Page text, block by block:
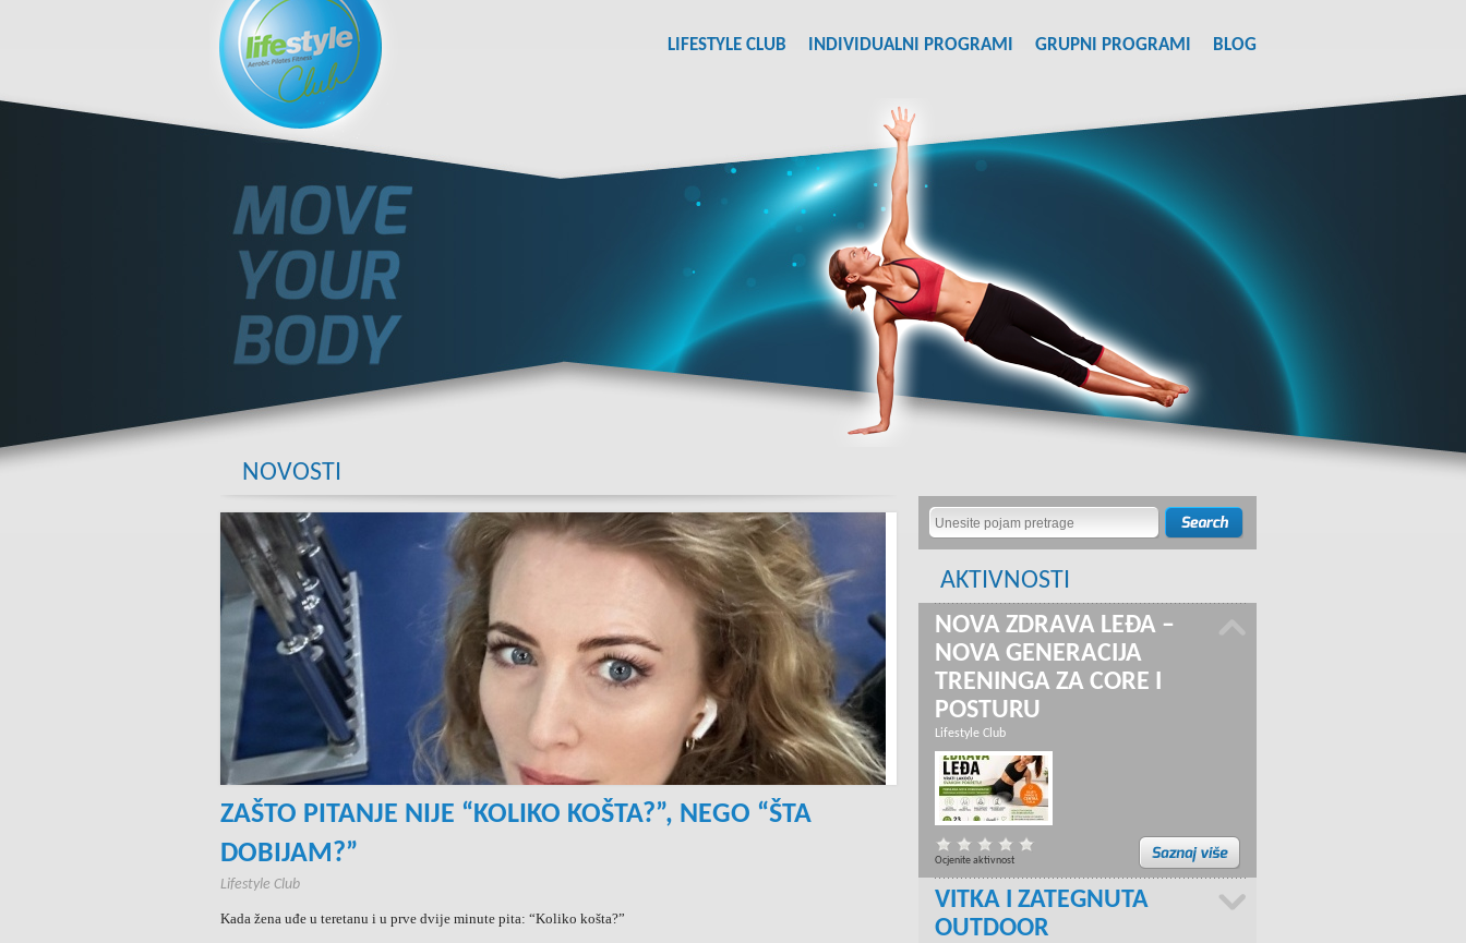
LIFESTYLE CLUB INDIVIDUALNI PROGRAMI GRUPNI PROGRAMI BLOG
NOVOSTI
ZAŠTO PITANJE NIJE “KOLIKO KOŠTA?”, NEGO “ŠTA
DOBIJAM?”
Lifestyle Club
Kada žena uđe u teretanu i u prve dvije minute pita: “Koliko košta?”
AKTIVNOSTI
NOVA ZDRAVA LEĐA –
NOVA GENERACIJA
TRENINGA ZA CORE I
POSTURU
Lifestyle Club
Ocjenite aktivnost
VITKA I ZATEGNUTA
OUTDOOR